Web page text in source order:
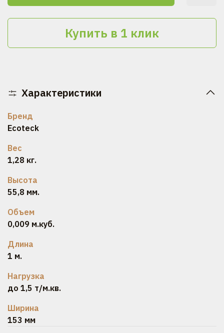
Купить в 1 клик
Характеристики
Бренд
Ecoteck
Вес
1,28 кг.
Высота
55,8 мм.
Объем
0,009 м.куб.
Длина
1 м.
Нагрузка
до 1,5 т/м.кв.
Ширина
153 мм